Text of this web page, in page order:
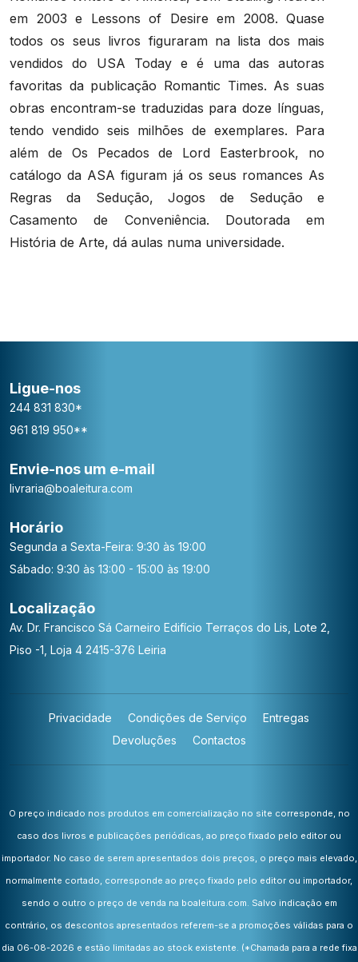
em 2003 e Lessons of Desire em 2008. Quase
todos os seus livros figuraram na lista dos mais
vendidos do USA Today e é uma das autoras
favoritas da publicação Romantic Times. As suas
obras encontram-se traduzidas para doze línguas,
tendo vendido seis milhões de exemplares. Para
além de Os Pecados de Lord Easterbrook, no
catálogo da ASA figuram já os seus romances As
Regras da Sedução, Jogos de Sedução e
Casamento de Conveniência. Doutorada em
História de Arte, dá aulas numa universidade.
Ligue-nos
244 831 830*
961 819 950**
Envie-nos um e-mail
livraria@boaleitura.com
Horário
Segunda a Sexta-Feira: 9:30 às 19:00
Sábado: 9:30 às 13:00 - 15:00 às 19:00
Localização
Av. Dr. Francisco Sá Carneiro Edifício Terraços do Lis, Lote 2,
Piso -1, Loja 4 2415-376 Leiria
Privacidade Condições de Serviço
Entregas
Devoluções
Contactos
O preço indicado nos produtos em comercialização no site corresponde, no
caso dos livros e publicações periódicas, ao preço fixado pelo editor ou
importador. No caso de serem apresentados dois preços, o preço mais elevado,
normalmente cortado, corresponde ao preço fixado pelo editor ou importador,
sendo o outro o preço de venda na boaleitura.com. Salvo indicação em
contrário, os descontos apresentados referem-se a promoções válidas para o
dia 06-08-2026 e estão limitadas ao stock existente. (*Chamada para a rede fixa